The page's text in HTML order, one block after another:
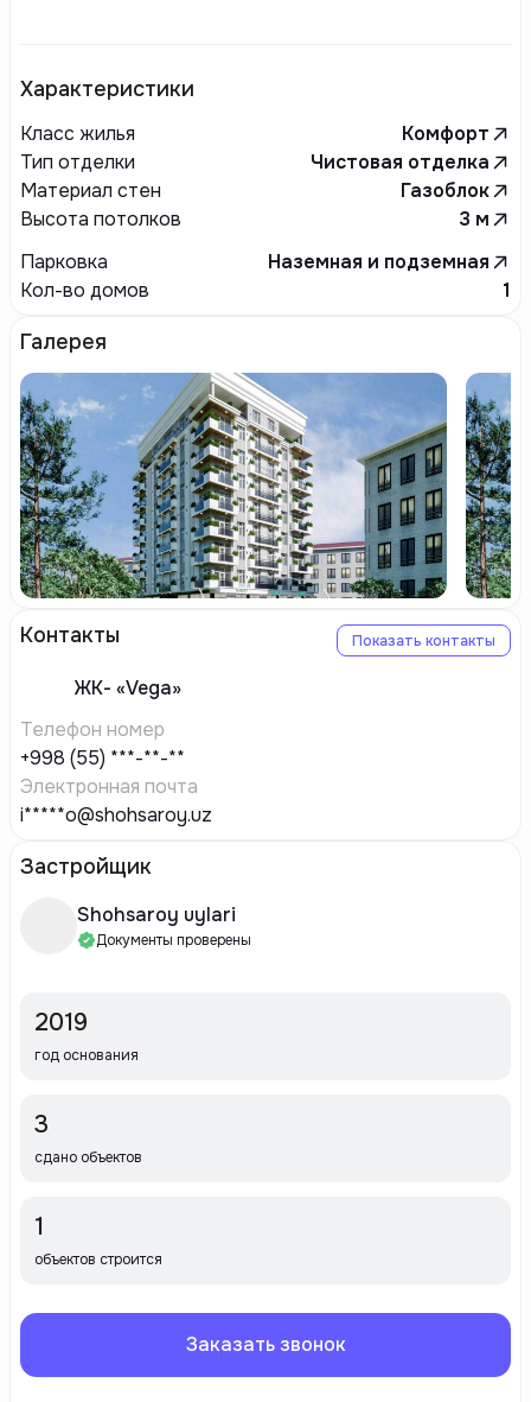
Характеристики
Класс жилья
Комфорт
Тип отделки
Чистовая отделка
Материал стен
Газоблок
Высота потолков
3 м
Парковка
Наземная и подземная
Кол-во домов
1
Галерея
Контакты Показать контакты
ЖК- «Vega»
Телефон номер
+998 (55) ***-**-**
Электронная почта
i*****o@shohsaroy.uz
Застройщик
Shohsaroy uylari
Документы проверены
2019
год основания
3
сдано объектов
1
объектов строится
Заказать звонок